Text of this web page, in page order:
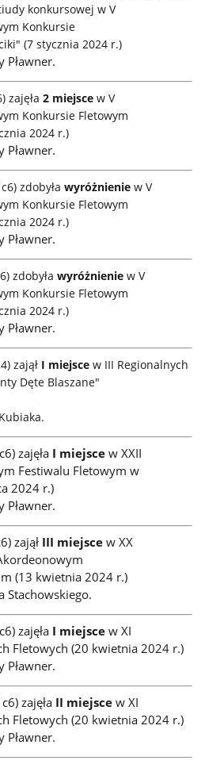
konkursowej w V
Konkursie
(7 stycznia 2024 r.)
Pławner.
zajęła2 miejsce w V
Konkursie Fletowym
2024 r.)
Pławner.
zdobyławyróżnienie w V
Konkursie Fletowym
2024 r.)
Pławner.
zdobyławyróżnienie w V
Konkursie Fletowym
2024 r.)
Pławner.
zajął I miejscew III Regionalnych
Dęte Blaszane"
zajęła I miejsce w XXII
Festiwalu Fletowym w
2024 r.)
Pławner.
zajął III miejsce w XX
(13 kwietnia 2024 r.)
Stachowskiego.
zajęła I miejsce w XI
Fletowych (20 kwietnia 2024 r.)
Pławner.
zajęła II miejsce w XI
Fletowych (20 kwietnia 2024 r.)
Pławner.